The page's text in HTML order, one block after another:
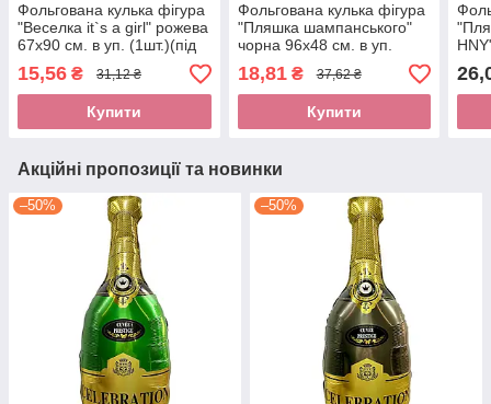
Фольгована кулька фігура
"Веселка it`s a girl" рожева
67х90 см. в уп. (1шт.)(під
повітря)
15,56 ₴ 31,12 ₴
Купити
Фольгована кулька фігура
"Пляшка шампанського"
чорна 96х48 см. в уп.
(1шт.)
18,81₴ 37,62 ₴
Купити
уп.
Акційні пропозиції та новинки
–50% –50%